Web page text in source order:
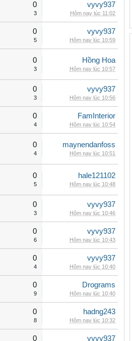
0
3
vyvy937
Hôm nay lúc 11:02
0
5
vyvy937
Hôm nay lúc 10:59
0
3
Hồng Hoa
Hôm nay lúc 10:57
0
3
vyvy937
Hôm nay lúc 10:56
0
4
FamInterior
Hôm nay lúc 10:54
0
4
maynendanfoss
Hôm nay lúc 10:51
0
5
hale121102
Hôm nay lúc 10:48
0
3
vyvy937
Hôm nay lúc 10:46
0
6
vyvy937
Hôm nay lúc 10:43
0
4
vyvy937
Hôm nay lúc 10:40
0
9
Drograms
Hôm nay lúc 10:40
0
8
hadng243
Hôm nay lúc 10:32
0 vyvy937